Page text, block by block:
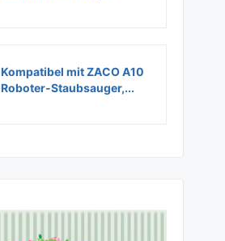
Kompatibel mit ZACO A10
Roboter-Staubsauger,...